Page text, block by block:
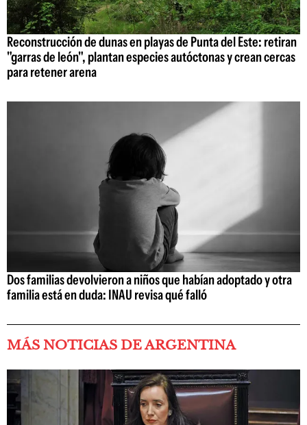
Reconstrucción de dunas en playas de Punta del Este: retiran
"garras de león", plantan especies autóctonas y crean cercas
para retener arena
Dos familias devolvieron a niños que habían adoptado y otra
familia está en duda: INAU revisa qué falló
MÁS NOTICIAS DE ARGENTINA